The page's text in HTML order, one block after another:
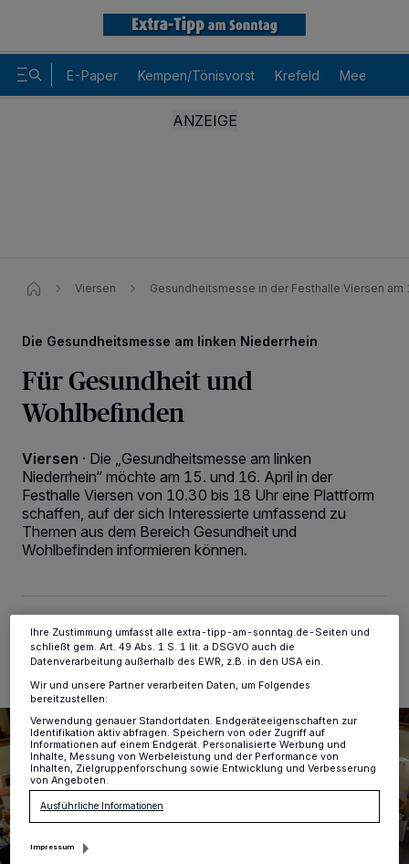
E-Paper Kempen/Tönisvorst Krefeld Meerbusch
Viersen Gesundheitsmesse in der Festhalle Viersen am
Die Gesundheitsmesse am linken Niederrhein
Für Gesundheit und
Wohlbefinden
Viersen · Die „Gesundheitsmesse am linken
Niederrhein“ möchte am 15. und 16. April in der
Festhalle Viersen von 10.30 bis 18 Uhr eine Plattform
schaffen, auf der sich Interessierte umfassend zu
Themen aus dem Bereich Gesundheit und
Wohlbefinden informieren können.
08.04.2023 , 11:21 Uhr 2 Minuten Lesezeit
personenbezogene Daten wie Browserdaten oder eindeutige
Kennungen auf Ihrem Gerät zu. Durch Auswahl von OK aktivieren Sie
Tracking-Technologien für die unter „Wir und unsere Partner
verarbeiten Daten, um Ihnen Dienste bereitzustellen“ aufgeführten
Zwecke. Wenn Tracker deaktiviert sind, sind manche Inhalte und
Anzeigen möglicherweise nicht mehr so relevant für Sie. Sie können
dieses Menü jederzeit wieder aufrufen, um Ihre Einstellungen zu
Ihre Zustimmung umfasst alle extra-tipp-am-sonntag.de-Seiten und
schließt gem. Art. 49 Abs. 1 S. 1 lit. a DSGVO auch die
Datenverarbeitung außerhalb des EWR, z.B. in den USA ein.
Wir und unsere Partner verarbeiten Daten, um Folgendes
bereitzustellen:
Verwendung genauer Standortdaten. Endgeräteeigenschaften zur
Identifikation aktiv abfragen. Speichern von oder Zugriff auf
Informationen auf einem Endgerät. Personalisierte Werbung und
Inhalte, Messung von Werbeleistung und der Performance von
Inhalten, Zielgruppenforschung sowie Entwicklung und Verbesserung
von Angeboten.
Ausführliche Informationen
Impressum